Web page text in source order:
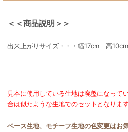
＜＜商品説明＞＞
出来上がりサイズ・・・幅17cm 高
見本に使用している生地は廃盤になって
合は似たような生地でのセットとなります
ベース生地、モチーフ生地の色変更はお